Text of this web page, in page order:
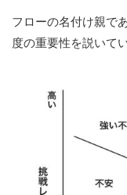
フローの名付け親で
度の重要性を説いて